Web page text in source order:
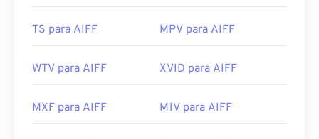
https://en.wikipedia.org/wiki/
2619569
TS para AIFF MPV para AIFF
WTV para AIFF XVID para AIFF
MXF para AIFF M1V para AIFF